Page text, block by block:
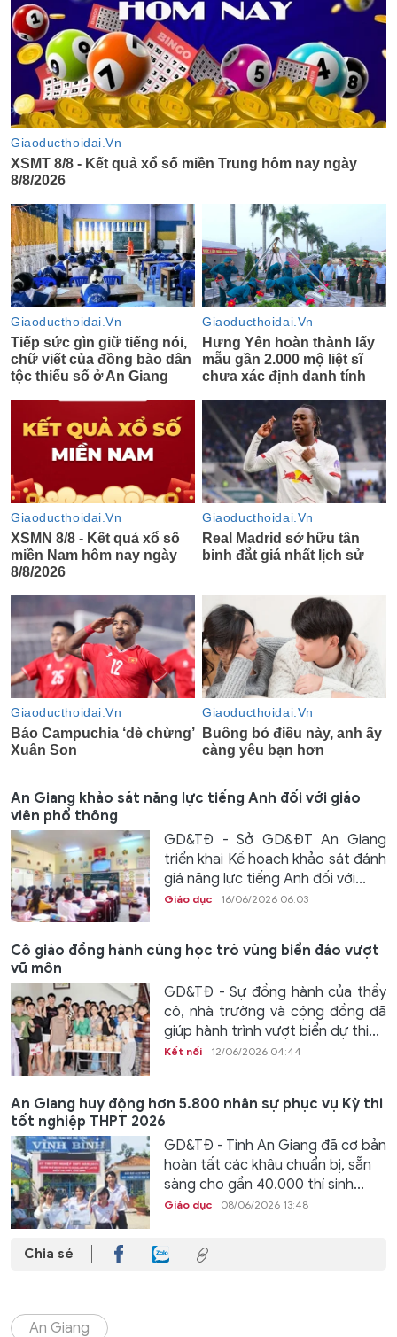
An Giang khảo sát năng lực tiếng Anh đối với giáo
viên phổ thông
GD&TĐ - Sở GD&ĐT An Giang
triển khai Kế hoạch khảo sát đánh
giá năng lực tiếng Anh đối với...
Giáo dục 16/06/2026 06:03
Cô giáo đồng hành cùng học trò vùng biển đảo vượt
vũ môn
GD&TĐ - Sự đồng hành của thầy
cô, nhà trường và cộng đồng đã
giúp hành trình vượt biển dự thi...
Kết nối 12/06/2026 04:44
An Giang huy động hơn 5.800 nhân sự phục vụ Kỳ thi
tốt nghiệp THPT 2026
GD&TĐ - Tỉnh An Giang đã cơ bản
hoàn tất các khâu chuẩn bị, sẵn
sàng cho gần 40.000 thí sinh...
Giáo dục 08/06/2026 13:48
Chia sẻ
An Giang